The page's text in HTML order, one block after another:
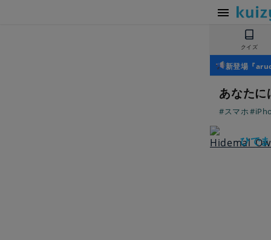
クイズ
新登場『
あなた
#スマホ
ひで